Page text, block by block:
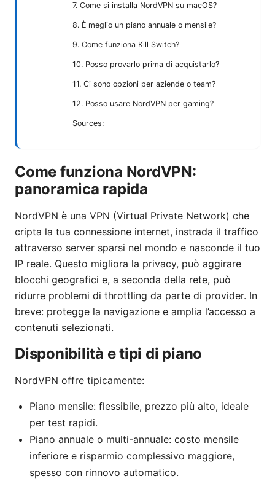
7. Come si installa NordVPN su macOS?
8. È meglio un piano annuale o mensile?
9. Come funziona Kill Switch?
10. Posso provarlo prima di acquistarlo?
11. Ci sono opzioni per aziende o team?
12. Posso usare NordVPN per gaming?
Sources:
Come funziona NordVPN:
panoramica rapida
NordVPN è una VPN (Virtual Private Network) che
cripta la tua connessione internet, instrada il traffico
attraverso server sparsi nel mondo e nasconde il tuo
IP reale. Questo migliora la privacy, può aggirare
blocchi geografici e, a seconda della rete, può
ridurre problemi di throttling da parte di provider. In
breve: protegge la navigazione e amplia l’accesso a
contenuti selezionati.
Disponibilità e tipi di piano
NordVPN offre tipicamente:
Piano mensile: flessibile, prezzo più alto, ideale
per test rapidi.
Piano annuale o multi-annuale: costo mensile
inferiore e risparmio complessivo maggiore,
spesso con rinnovo automatico.